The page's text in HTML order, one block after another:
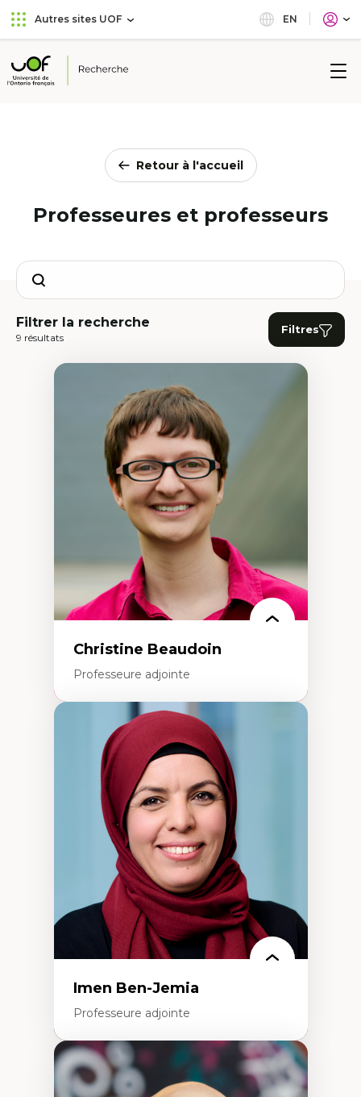
Aller
au
principal
Passer
au
Autres sites UOF EN
Université
Retour à l'accueil
Professeures et professeurs
Search
Filtrer la recherche
9 résultats
Filtres
Christine Beaudoin
Professeure adjointe
Expertises
Méthodes de recherche
Acteurs plus qu'humains
Approches socio-écologiques
Conservation de la biodiversité
Collaboration et méthodes participatives
Études des sciences
Relations humain-environnement
Transdisciplinarité
Imen Ben-Jemia
Professeure adjointe
Expertises
Discours sur la ville et représentations